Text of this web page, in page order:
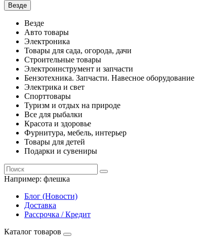
Везде
Везде
Авто товары
Электроника
Товары для сада, огорода, дачи
Строительные товары
Электроинструмент и запчасти
Бензотехника. Запчасти. Навесное оборудование
Электрика и свет
Спорттовары
Туризм и отдых на природе
Все для рыбалки
Красота и здоровье
Фурнитура, мебель, интерьер
Товары для детей
Подарки и сувениры
Например: флешка
Блог (Новости)
Доставка
Рассрочка / Кредит
Каталог товаров